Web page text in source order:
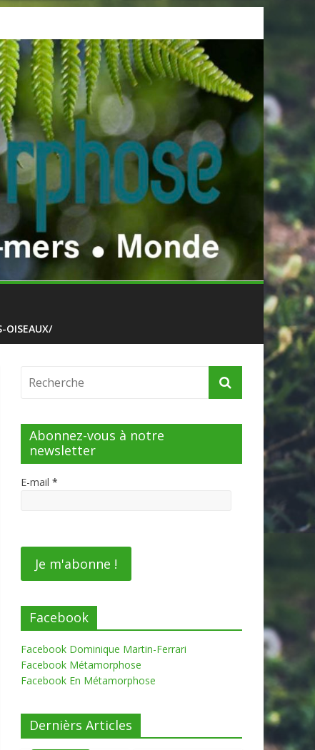
OISEAUX/
Abonnez-vous à notre
newsletter
E-mail *
Facebook
Facebook Dominique Martin-Ferrari
Facebook Métamorphose
Facebook En Métamorphose
Dernièrs Articles